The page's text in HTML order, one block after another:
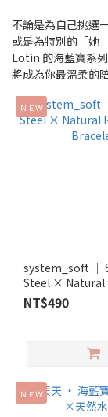
不論是為自己挑選
或是為特別的「她
Lotin 的海藍寶系列
將成為你最溫柔的
ＮＥＷ
system_soft │
Steel × Natural
Quartz Bracelet
NT$490
ＮＥＷ